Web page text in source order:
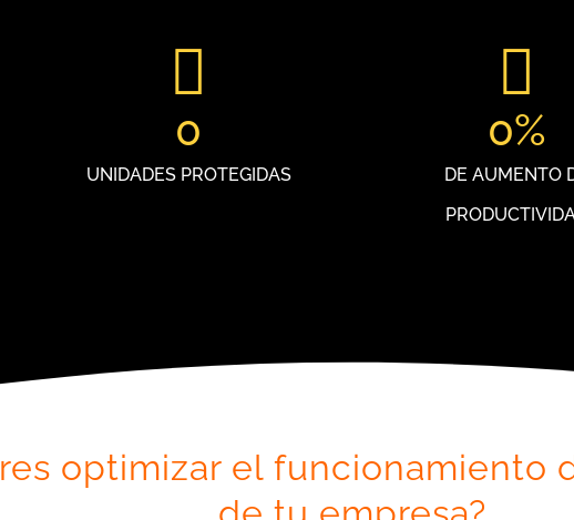
0
UNIDADES PROTEGIDAS
0%
DE AUMENTO
optimizar el funcionamiento